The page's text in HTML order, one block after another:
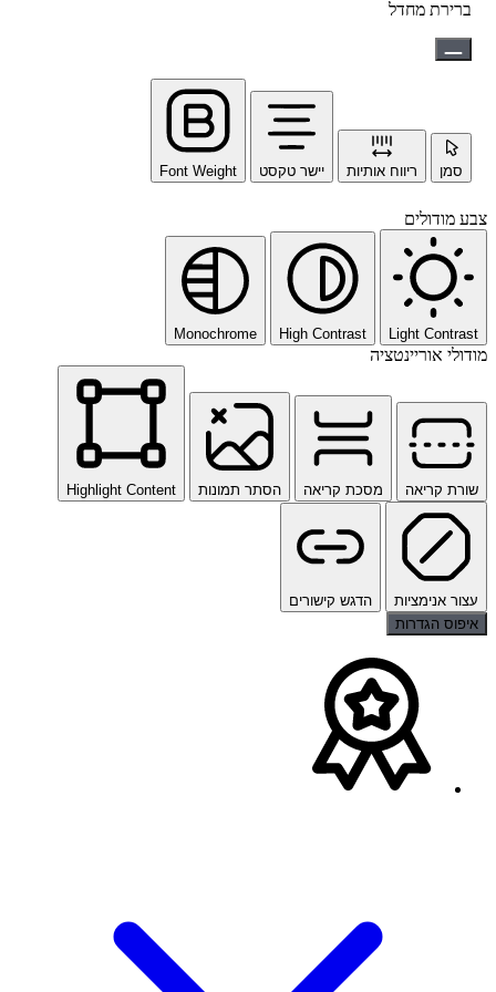
ברירת מחדל
סמן ריווח אותיות יישר טקסט Font Weight
צבע מודולים
Light Contrast
High Contrast
Monochrome
מודולי אוריינטציה
שורת קריאה מסכת קריאה הסתר תמונות Highlight Content
עצור אנימציות
הדגש קישורים
איפוס הגדרות